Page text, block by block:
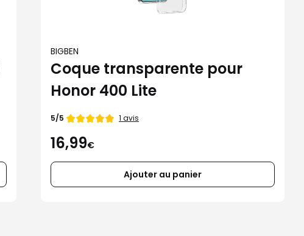
BIGBEN
Coque transparente pour
Honor 400 Lite
Note
5/5 1 avis
16,99€
Ajouter au panier